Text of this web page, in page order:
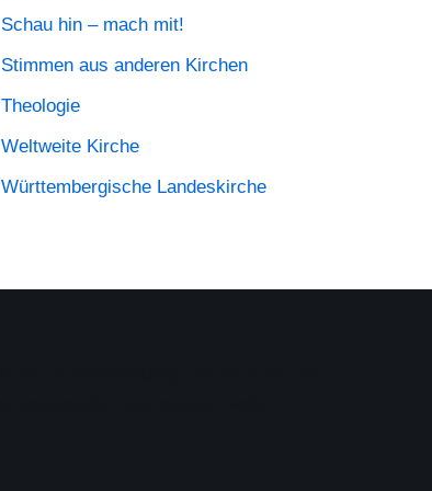
Schau hin – mach mit!
Stimmen aus anderen Kirchen
Theologie
Weltweite Kirche
Württembergische Landeskirche